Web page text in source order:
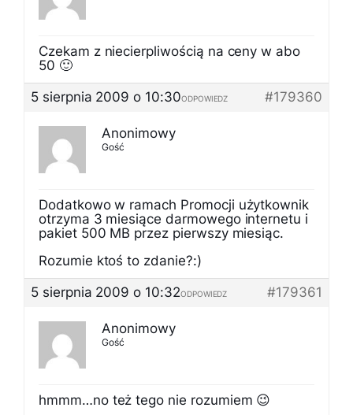
Czekam z niecierpliwością na ceny w abo
50 🙂
5 sierpnia 2009 o 10:30
#179360
ODPOWIEDZ
Anonimowy
Gość
Dodatkowo w ramach Promocji użytkownik
otrzyma 3 miesiące darmowego internetu i
pakiet 500 MB przez pierwszy miesiąc.
Rozumie ktoś to zdanie?:)
5 sierpnia 2009 o 10:32
#179361
ODPOWIEDZ
Anonimowy
Gość
hmmm…no też tego nie rozumiem 😉